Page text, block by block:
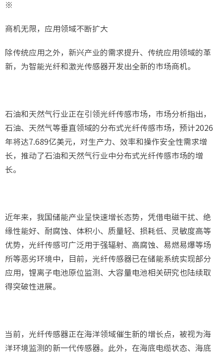
※
商机无限，应用领域不断扩大
除传统应用之外，新兴产业的需求提升、传统应用领域的革
新，为智能光纤和激光传感器开发出全新的市场商机。
石油和天然气行业正在引领光纤传感市场，市场分析指出，
石油、天然气等垂直领域的分布式光纤传感市场，预计2026
年将达7.689亿美元，对生产力、效率和操作安全性需求增
长，推动了石油和天然气行业中分布式光纤传感市场的增
长。
近年来，我国储能产业呈快速增长态势，凭借电磁干扰、绝
缘性能好、耐腐蚀、体积小、质量轻、损耗低、灵敏度高等
优势，光纤传感可广泛用于强辐射、高腐蚀、易燃易爆等场
所等恶劣环境中，目前，光纤传感器已在储能系统实现部分
应用，锂离子电池原位监测、大容量电池相关研究也陆续取
得突破性进展。
当前，光纤传感器正在海洋领域催生新的增长点，被视为海
洋环境监测的新一代传感器。此外，在海底电缆状态、海底